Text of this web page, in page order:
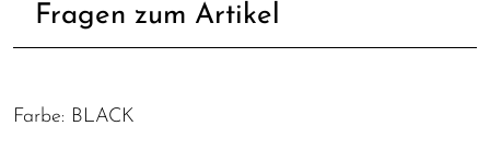
Fragen zum Artikel
Farbe: BLACK